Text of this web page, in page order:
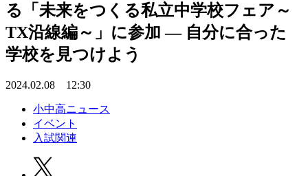
る「未来をつくる私立中学校フェア～
TX沿線編～」に参加 ― 自分に合った
学校を見つけよう
2024.02.08 12:30
小中高ニュース
イベント
入試関連